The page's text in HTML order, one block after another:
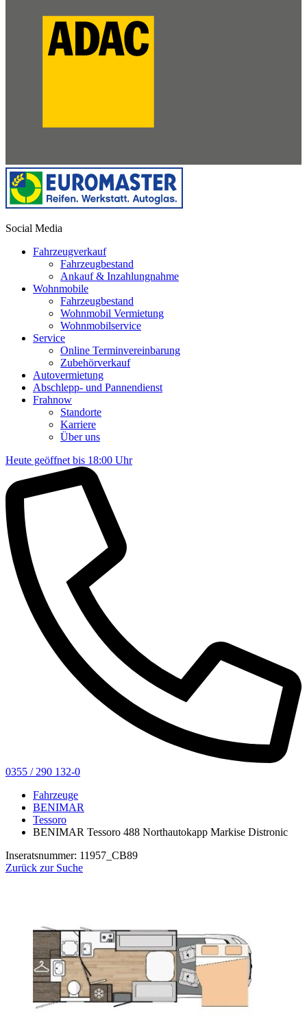
Social Media
Fahrzeugverkauf
Fahrzeugbestand
Ankauf & Inzahlungnahme
Wohnmobile
Fahrzeugbestand
Wohnmobil Vermietung
Wohnmobilservice
Service
Online Terminvereinbarung
Zubehörverkauf
Autovermietung
Abschlepp- und Pannendienst
Frahnow
Standorte
Karriere
Über uns
Heute geöffnet bis 18:00 Uhr
0355 / 290 132-0
Fahrzeuge
BENIMAR
Tessoro
BENIMAR Tessoro 488 Northautokapp Markise Distronic
Inseratsnummer: 11957_CB89
Zurück zur Suche